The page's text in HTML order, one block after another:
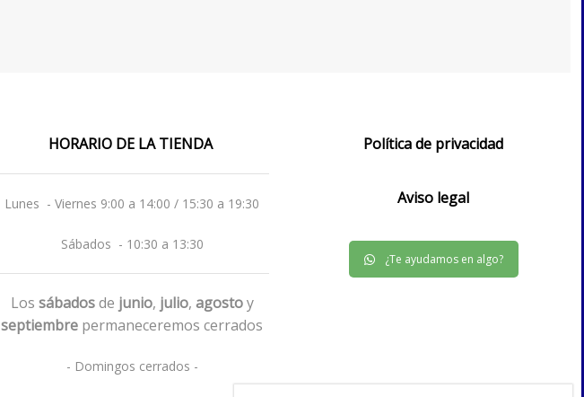
HORARIO DE LA TIENDA
Lunes - Viernes 9:00 a 14:00 / 15:30 a 19:30
Sábados - 10:30 a 13:30
Los sábadosde junio, julio, agostoy
septiembre permaneceremos cerrados
- Domingos cerrados -
Política de privacidad
Aviso legal
¿Te ayudamos en algo?